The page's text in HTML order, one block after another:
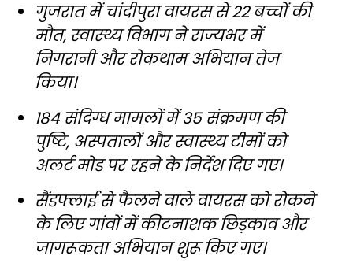
गुजरात में चांदीपुरा वायरस से 22 बच्चों की
मौत, स्वास्थ्य विभाग ने राज्यभर में
निगरानी और रोकथाम अभियान तेज
किया।
184 संदिग्ध मामलों में 35 संक्रमण की
पुष्टि, अस्पतालों और स्वास्थ्य टीमों को
अलर्ट मोड पर रहने के निर्देश दिए गए।
सैंडफ्लाई से फैलने वाले वायरस को रोकने
के लिए गांवों में कीटनाशक छिड़काव और
जागरूकता अभियान शुरू किए गए।